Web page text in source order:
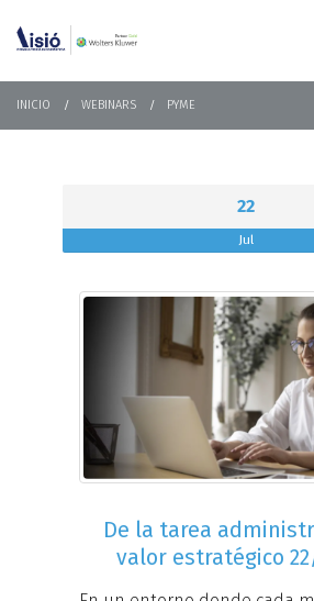
INICIO WEBINARS PYME
22
Jul
De la tarea
valor estratégico